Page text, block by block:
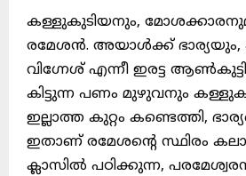
കള്ളുകുടിയനും,
രമേശൻ. അയാൾക്ക് ഭാര്യയും,
വിഗ്നേശ് എന്നീ ഇരട്ട
കിട്ടുന്ന പണം മുഴുവനും
ഇല്ലാത്ത കുറ്റം കണ്ടെത്തി,
ഇതാണ് രമേശൻ്റെ സ്ഥിരം
ക്ലാസിൽ പഠിക്കുന്ന,